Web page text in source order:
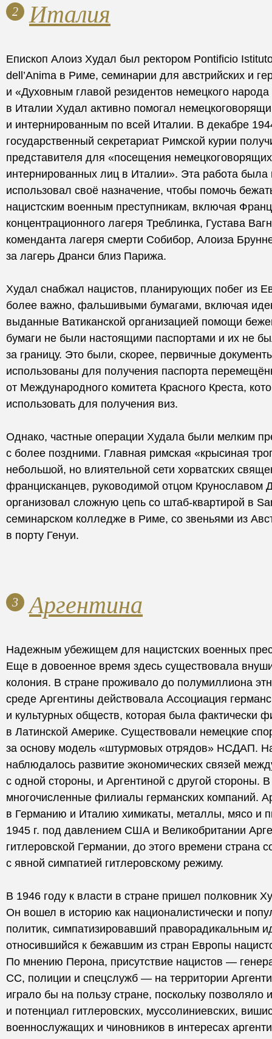
2 Италия
Епископ Алоиз Худал был ректором Pontificio
dell’Anima в Риме, семинарии для австрийских и
и «Духовным главой резидентов немецкого
в Италии Худал активно помогал
и интернированным по всей Италии. В декабре
государственный секретариат Римской курии
представителя для «посещения
интернированных лиц в Италии». Эта работа была
использовал своё назначение, чтобы помочь
нацистским военным преступникам, включая
концентрационного лагеря Треблинка, Густава
коменданта лагеря смерти Собибор, Алоиза
за лагерь Дранси близ Парижа.
Худал снабжал нацистов, планирующих побег из
более важно, фальшивыми бумагами, включая
выданные Ватиканской организацией помощи
бумаги не были настоящими паспортами и их не
за границу. Это были, скорее, первичные
использованы для получения паспорта
от Международного комитета Красного Креста,
использовать для получения виз.
Однако, частные операции Худала были мелким
с более поздними. Главная римская «крысиная
небольшой, но влиятельной сети хорватских
францисканцев, руководимой отцом Крунославом
организовал сложную цепь со штаб-квартирой в
семинарском колледже в Риме, со звеньями из
в порту Генуи.
3 Аргентина
Надежным убежищем для нацистских военных
Еще в довоенное время здесь существовала
колония. В стране проживало до полумиллиона
среде Аргентины действовала Ассоциация
и культурных обществ, которая была
в Латинской Америке. Существовали немецкие
за основу модель «штурмовых отрядов» НСДАП.
наблюдалось развитие экономических связей
с одной стороны, и Аргентиной с другой стороны.
многочисленные филиалы германских компаний.
в Германию и Италию химикаты, металлы, мясо и
1945 г. под давлением США и Великобритании
гитлеровской Германии, до этого времени страна
с явной симпатией гитлеровскому режиму.
В 1946 году к власти в стране пришел полковник
Он вошел в историю как националистически и
политик, симпатизировавший праворадикальным
относившийся к бежавшим из стран Европы
По мнению Перона, присутствие нацистов —
СС, полиции и спецслужб — на территории
играло бы на пользу стране, поскольку позволяло
и потенциал гитлеровских, муссолиниевских,
военнослужащих и чиновников в интересах